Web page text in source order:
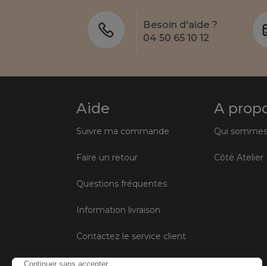
Besoin d'aide ?
04 50 65 10 12
Aide
Suivre ma commande
Faire un retour
Questions fréquentes
Information livraison
Contactez le service client
Conditions générales de vente
A
Qui
Côté Atelier